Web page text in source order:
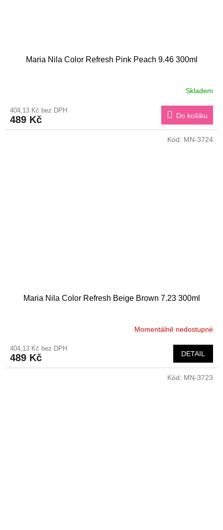
Maria Nila Color Refresh Pink Peach 9.46 300ml
Skladem
404,13 Kč bez DPH
489 Kč Do košíku
Maria Nila Color Refresh Beige Brown 7.23 300ml
Momentálně nedostupné
404,13 Kč bez DPH
489 Kč DETAIL
Kód: MN-3724
Kód: MN-3723